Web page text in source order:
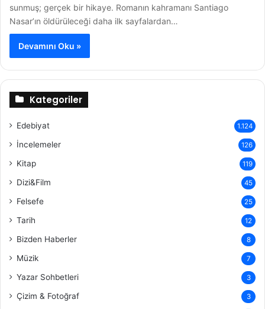
sunmuş; gerçek bir hikaye. Romanın kahramanı Santiago
Nasar’ın öldürüleceği daha ilk sayfalardan…
Devamını Oku »
Kategoriler
Edebiyat 1.124
İncelemeler 126
Kitap 119
Dizi&Film 45
Felsefe 25
Tarih 12
Bizden Haberler 8
Müzik 7
Yazar Sohbetleri 3
Çizim & Fotoğraf 3